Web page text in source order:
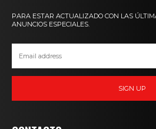
PARA ESTAR ACTUALIZADO CON LAS
ANUNCIOS ESPECIALES.
SIGN UP